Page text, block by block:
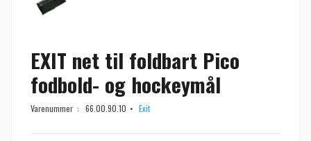
EXIT net til foldbart Pico
fodbold- og hockeymål
Varenummer : 66.00.90.10 Exit